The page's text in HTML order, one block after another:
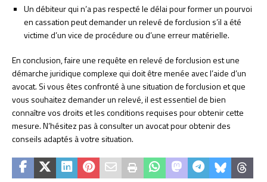
Un débiteur qui n’a pas respecté le délai pour former un pourvoi
en cassation peut demander un relevé de forclusion s’il a été
victime d’un vice de procédure ou d’une erreur matérielle.
En conclusion, faire une requête en relevé de forclusion est une
démarche juridique complexe qui doit être menée avec l’aide d’un
avocat. Si vous êtes confronté à une situation de forclusion et que
vous souhaitez demander un relevé, il est essentiel de bien
connaître vos droits et les conditions requises pour obtenir cette
mesure. N’hésitez pas à consulter un avocat pour obtenir des
conseils adaptés à votre situation.